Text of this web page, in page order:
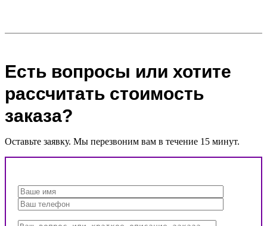
Есть вопросы или хотите
рассчитать стоимость
заказа?
Оставьте заявку. Мы перезвоним вам в течение 15 минут.